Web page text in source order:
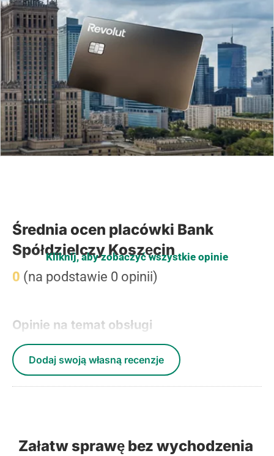
Średnia ocen placówki Bank
Spółdzielczy Koszęcin
0 (na podstawie 0 opinii)
Opinie na temat obsługi
Kliknij, aby zobaczyć wszystkie opinie
Dodaj swoją własną recenzje
Załatw sprawę bez wychodzenia